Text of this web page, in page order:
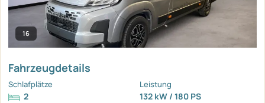
16
Fahrzeugdetails
Schlafplätze
2
Leistung
132 kW / 180 PS